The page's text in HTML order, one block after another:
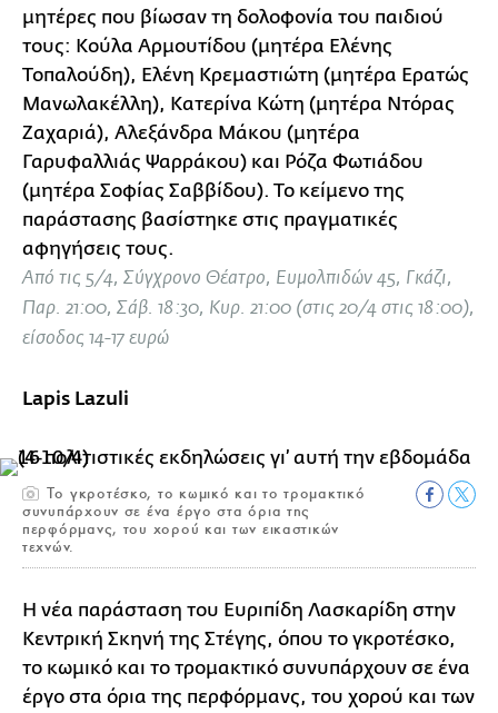
μητέρες που βίωσαν τη δολοφονία του παιδιού
τους: Κούλα Αρμουτίδου (μητέρα Ελένης
Τοπαλούδη), Ελένη Κρεμαστιώτη (μητέρα Ερατώς
Μανωλακέλλη), Κατερίνα Κώτη (μητέρα Ντόρας
Ζαχαριά), Αλεξάνδρα Μάκου (μητέρα
Γαρυφαλλιάς Ψαρράκου) και Ρόζα Φωτιάδου
(μητέρα Σοφίας Σαββίδου). Το κείμενο της
παράστασης βασίστηκε στις πραγματικές
αφηγήσεις τους.
Από τις 5/4, Σύγχρονο Θέατρο, Ευμολπιδών 45, Γκάζι,
Παρ. 21:00, Σάβ. 18:30, Κυρ. 21:00 (στις 20/4 στις 18:00),
είσοδος 14-17 ευρώ
Lapis Lazuli
Το γκροτέσκο, το κωμικό και το τρομακτικό
συνυπάρχουν σε ένα έργο στα όρια της
περφόρμανς, του χορού και των εικαστικών
τεχνών.
Η νέα παράσταση του Ευριπίδη Λασκαρίδη στην
Κεντρική Σκηνή της Στέγης, όπου το γκροτέσκο,
το κωμικό και το τρομακτικό συνυπάρχουν σε ένα
έργο στα όρια της περφόρμανς, του χορού και των